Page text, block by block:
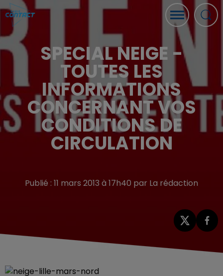
SPECIAL NEIGE -
TOUTES LES
INFORMATIONS
CONCERNANT VOS
CONDITIONS DE
CIRCULATION
Publié : 11 mars 2013 à 17h40 par La rédaction